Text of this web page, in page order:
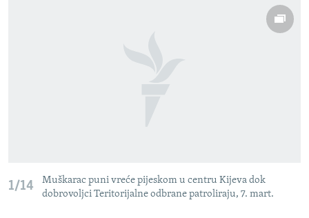
1/14
Muškarac puni vreće pijeskom u centru Kijeva dok
dobrovoljci Teritorijalne odbrane patroliraju, 7. mart.